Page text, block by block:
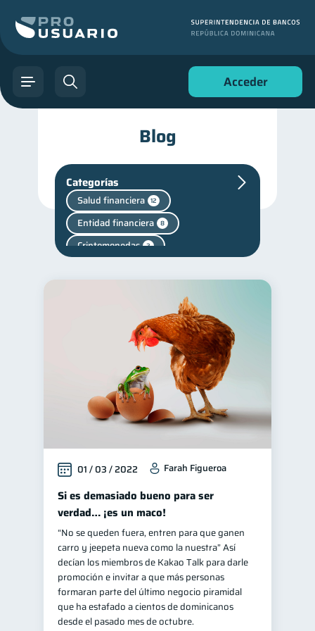
Acceder
Blog
Categorías
Salud financiera 12
Entidad financiera 8
Criptomonedas 2
31
Educación financiera 31
Finanzas para jóvenes 30
Control de deudas
Finanzas familiares
Inclusión financiera 22
Bienestar financiero 22
Finanzas para mujeres 20
Seguridad financiera 13
Productos financieros
Organización Financiera 10
Deudas 10 Préstamos 8
Ahorro Consejos 6
Tarjeta de crédito 6
01 / 03 / 2022 Farah Figueroa
Si es demasiado bueno para ser
verdad… ¡es un maco!
“No se queden fuera, entren para que ganen
carro y jeepeta nueva como la nuestra” Así
decían los miembros de Kakao Talk para darle
promoción e invitar a que más personas
formaran parte del último negocio piramidal
que ha estafado a cientos de dominicanos
desde el pasado mes de octubre.